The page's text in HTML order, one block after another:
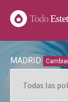
Todo
MADRID